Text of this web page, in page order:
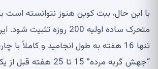
با این حال، بیت کوین هنوز نتوانسته است
متحرک ساده اولیه 200 روزه
تنها 16 هفته به طول انجامید و کاملاً
“جهش گربه مرده” 15 تا